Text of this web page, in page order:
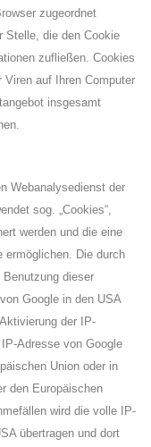
zugeordnet
Stelle, die den Cookie
zufließen. Cookies
Viren auf Ihren Computer
insgesamt
Webanalysedienst der
sog. „Cookies“,
werden und die eine
ermöglichen. Die durch
dieser
Google in den USA
der IP-
Adresse von Google
Union oder in
den Europäischen
wird die volle IP-
übertragen und dort